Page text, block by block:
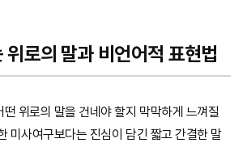
위로의 말과 비언어적 표현법
위로의 말을 건네야 할지 막막하게 느껴질
미사여구보다는 진심이 담긴 짧고 간결한 말